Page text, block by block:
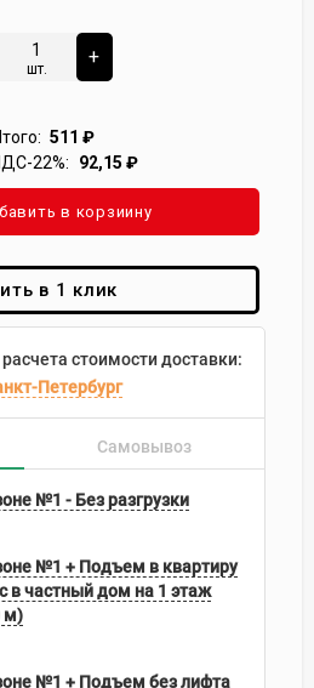
шт.
+
511 ₽
22%:
92,15 ₽
в корзиину
в 1 клик
стоимости доставки:
Петербург
Самовывоз
№1 - Без разгрузки
№1 + Подъем в квартиру
в частный дом на 1 этаж
м)
№1 + Подъем без лифта